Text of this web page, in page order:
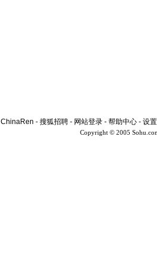
ChinaRen - 搜狐招聘 - 网站登录 - 帮助中心 - 设
Copyright © 2005